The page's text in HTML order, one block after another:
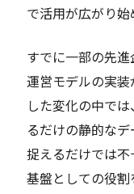
で活用が広がり始
すでに一部の先
運営モデルの実
した変化の中で
るだけの静的な
捉えるだけでは
基盤としての役